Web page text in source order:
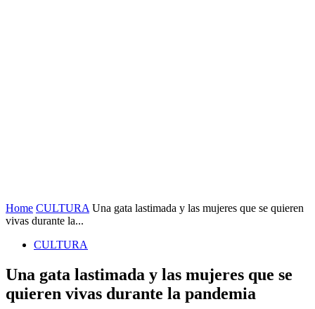
Home CULTURA Una gata lastimada y las mujeres que se quieren
vivas durante la...
CULTURA
Una gata lastimada y las mujeres que se
quieren vivas durante la pandemia